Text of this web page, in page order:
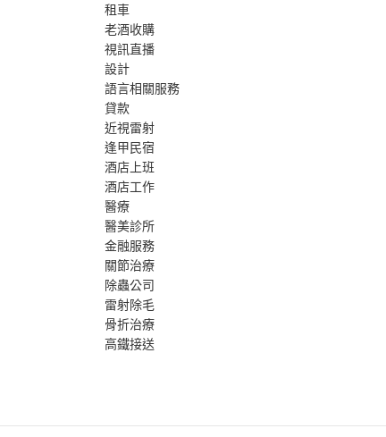
租車
老酒收購
視訊直播
設計
語言相關服務
貸款
近視雷射
逢甲民宿
酒店上班
酒店工作
醫療
醫美診所
金融服務
關節治療
除蟲公司
雷射除毛
骨折治療
高鐵接送